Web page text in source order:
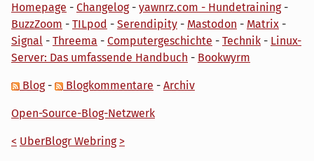
Homepage - Changelog- yawnrz.com - Hundetraining-
BuzzZoom - TILpod - Serendipity - Mastodon - Matrix -
Signal - Threema - Computergeschichte - Technik - Linux-
Server: Das umfassende Handbuch - Bookwyrm
Blog- Blogkommentare - Archiv
Open-Source-Blog-Netzwerk
< UberBlogr Webring >